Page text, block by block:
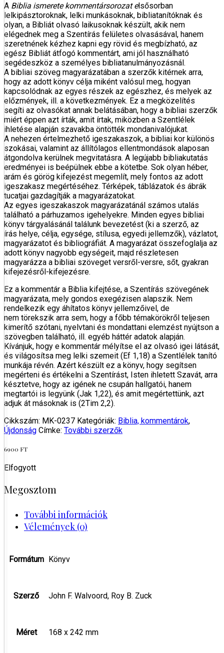
A Biblia ismerete kommentársorozat elsősorban
lelkipásztoroknak, lelki munkásoknak, bibliatanítóknak és
olyan, a Bibliát olvasó laikusoknak készült, akik nem
elégednek meg a Szentírás felületes olvasásával, hanem
szeretnének kézhez kapni egy rövid és megbízható, az
egész Bibliát átfogó kommentárt, ami jól használható
segédeszköz a személyes bibliatanulmányozásnál.
A bibliai szöveg magyarázatában a szerzők kitérnek arra,
hogy az adott könyv célja miként valósul meg, hogyan
kapcsolódnak az egyes részek az egészhez, és melyek az
előzmények, ill. a következmények. Ez a megközelítés
segíti az olvasókat annak belátásában, hogy a bibliai szerzők
miért éppen azt írták, amit írtak, miközben a Szentlélek
ihletése alapján szavakba öntötték mondanivalójukat.
A nehezen értelmezhető igeszakaszok, a bibliai kor különös
szokásai, valamint az állítólagos ellentmondások alaposan
átgondolva kerülnek megvitatásra. A legújabb bibliakutatás
eredményei is beépülnek ebbe a kötetbe. Sok olyan héber,
arám és görög kifejezést megemlít, mely fontos az adott
igeszakasz megértéséhez. Térképek, táblázatok és ábrák
tucatjai gazdagítják a magyarázatokat.
Az egyes igeszakaszok magyarázatánál számos utalás
található a párhuzamos igehelyekre. Minden egyes bibliai
könyv tárgyalásánál találunk bevezetést (ki a szerző, az
írás helye, célja, egysége, stílusa, egyedi jellemzők), vázlatot,
magyarázatot és bibliográfiát. A magyarázat összefoglalja az
adott könyv nagyobb egységeit, majd részletesen
magyarázza a bibliai szöveget versről-versre, sőt, gyakran
kifejezésről-kifejezésre.
Ez a kommentár a Biblia kifejtése, a Szentírás szövegének
magyarázata, mely gondos exegézisen alapszik. Nem
rendelkezik egy áhítatos könyv jellemzőivel, de
nem törekszik arra sem, hogy a főbb témakörökről teljesen
kimerítő szótani, nyelvtani és mondattani elemzést nyújtson a
szövegben található, ill. egyéb háttér adatok alapján.
Kívánjuk, hogy e kommentár mélyítse el az olvasó igei látását,
és világosítsa meg lelki szemeit (Ef 1,18) a Szentlélek tanító
munkája révén. Azért készült ez a könyv, hogy segítsen
megérteni és értékelni a Szentírást, Isten ihletett Szavát, arra
késztetve, hogy az igének ne csupán hallgatói, hanem
megtartói is legyünk (Jak 1,22), és amit megértettünk, azt
adjuk át másoknak is (2Tim 2,2).
Cikkszám: MK-0237 Kategóriák: Biblia, kommentárok,
Újdonság Címke: További szerzők
6900 FT
Elfogyott
Megosztom
További információk
Vélemények (0)
Formátum Könyv
Szerző John F. Walvoord, Roy B. Zuck
Méret 168 x 242 mm